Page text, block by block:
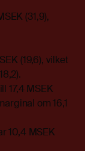
(31,9),
(19,6), vilket
17,4 MSEK
om 16,1
10,4 MSEK